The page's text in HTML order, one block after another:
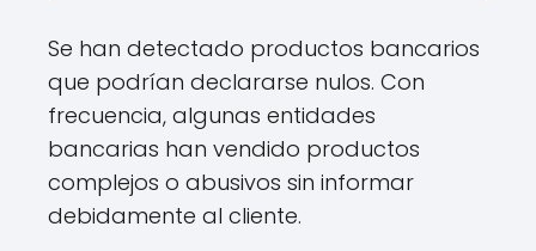
Se han detectado productos bancarios
que podrían declararse nulos. Con
frecuencia, algunas entidades
bancarias han vendido productos
complejos o abusivos sin informar
debidamente al cliente.